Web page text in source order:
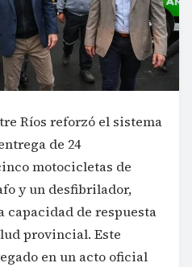
Ríos reforzó el sistema
de 24
motocicletas de
y un desfibrilador,
capacidad de respuesta
provincial. Este
en un acto oficial